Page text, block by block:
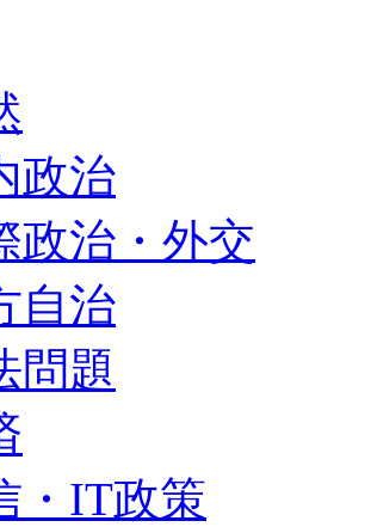
政治
政治・外交
自治
問題
・IT政策